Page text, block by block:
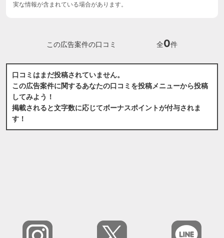
実な情報が含まれている場合があります。
この広告案件の口コミ 全0件
口コミはまだ投稿されていません。
この広告案件に関するあなたの口コミを投稿メニューから投稿
してみよう！
掲載されると文字数に応じてボーナスポイントが付与されま
す！